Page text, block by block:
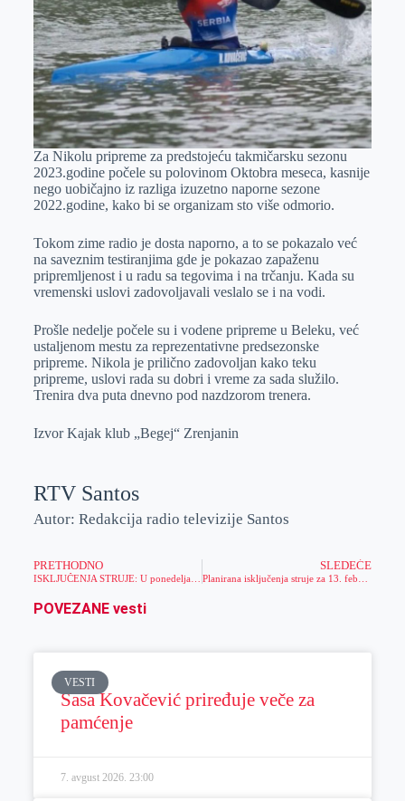
Za Nikolu pripreme za predstojeću takmičarsku sezonu
2023.godine počele su polovinom Oktobra meseca, kasnije
nego uobičajno iz razliga izuzetno naporne sezone
2022.godine, kako bi se organizam sto više odmorio.
Tokom zime radio je dosta naporno, a to se pokazalo već
na saveznim testiranjima gde je pokazao zapaženu
pripremljenost i u radu sa tegovima i na trčanju. Kada su
vremenski uslovi zadovoljavali veslalo se i na vodi.
Prošle nedelje počele su i vodene pripreme u Beleku, već
ustaljenom mestu za reprezentativne predsezonske
pripreme. Nikola je prilično zadovoljan kako teku
pripreme, uslovi rada su dobri i vreme za sada služilo.
Trenira dva puta dnevno pod nazdzorom trenera.
Izvor Kajak klub „Begej“ Zrenjanin
RTV Santos
Autor: Redakcija radio televizije Santos
PRETHODNO
ISKLJUČENJA STRUJE: U ponedeljak 13.02.2023. delovi Perleza, Melenaca i Banje Rusande čak 4 puta bez struje
SLEDEĆE
POVEZANE vesti
VESTI
Sasa Kovačević priređuje veče za
pamćenje
7. avgust 2026. 23:00